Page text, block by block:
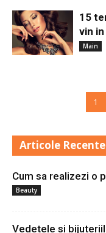
15
vin
Main
1
Articole Recente
Cum sa realizezi o
Beauty
Vedetele si